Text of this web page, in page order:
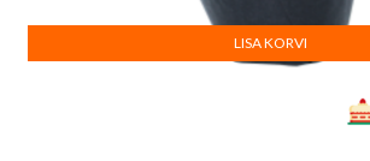
LISA KORVI